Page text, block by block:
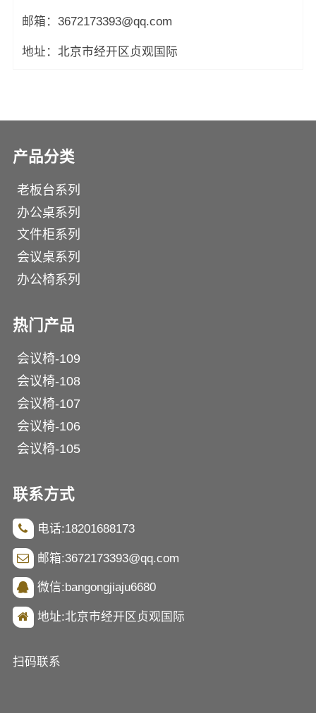
邮箱：3672173393@qq.com
地址：北京市经开区贞观国际
产品分类
老板台系列
办公桌系列
文件柜系列
会议桌系列
办公椅系列
热门产品
会议椅-109
会议椅-108
会议椅-107
会议椅-106
会议椅-105
联系方式
电话:18201688173
邮箱:3672173393@qq.com
微信:bangongjiaju6680
地址:北京市经开区贞观国际
扫码联系